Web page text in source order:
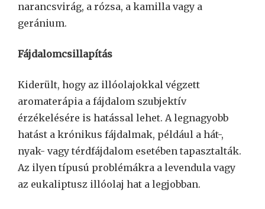
narancsvirág, a rózsa, a kamilla vagy a
geránium.
Fájdalomcsillapítás
Kiderült, hogy az illóolajokkal végzett
aromaterápia a fájdalom szubjektív
érzékelésére is hatással lehet. A legnagyobb
hatást a krónikus fájdalmak, például a hát-,
nyak- vagy térdfájdalom esetében tapasztalták.
Az ilyen típusú problémákra a levendula vagy
az eukaliptusz illóolaj hat a legjobban.